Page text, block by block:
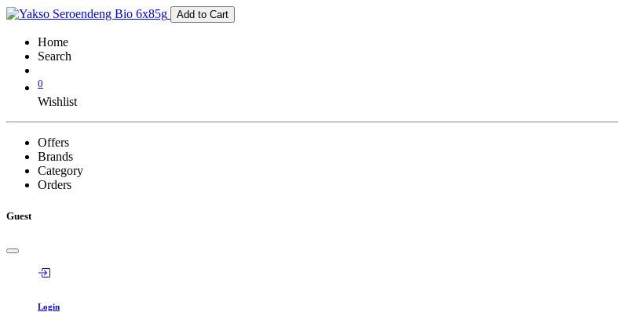
Add to Cart
Home
Search
0
Wishlist
Offers
Brands
Category
Orders
Guest
Login